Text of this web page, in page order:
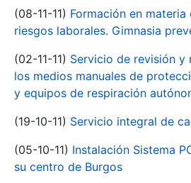
(08-11-11) Formación en
riesgos laborales. Gimnasia
(02-11-11) Servicio de revisión y
los medios manuales de
y equipos de respiración
(19-10-11) Servicio integral de
(05-10-11) Instalación Sistema
su centro de Burgos